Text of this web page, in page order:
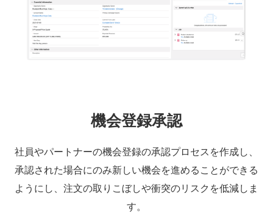
機会登録承認
社員やパートナーの機会登録の承認プロセスを作成し、
承認された場合にのみ新しい機会を進めることができる
ようにし、注文の取りこぼしや衝突のリスクを低減しま
す。